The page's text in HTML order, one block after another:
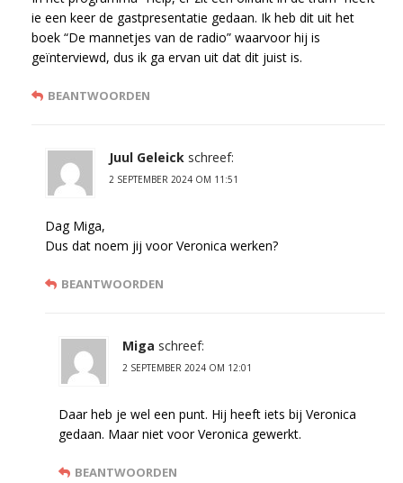
ie een keer de gastpresentatie gedaan. Ik heb dit uit het
boek “De mannetjes van de radio” waarvoor hij is
geïnterviewd, dus ik ga ervan uit dat dit juist is.
BEANTWOORDEN
Juul Geleick schreef:
2 SEPTEMBER 2024 OM 11:51
Dag Miga,
Dus dat noem jij voor Veronica werken?
BEANTWOORDEN
Miga schreef:
2 SEPTEMBER 2024 OM 12:01
Daar heb je wel een punt. Hij heeft iets bij Veronica
gedaan. Maar niet voor Veronica gewerkt.
BEANTWOORDEN